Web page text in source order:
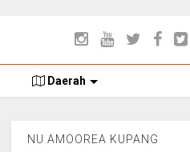
Daerah
NU AMOOREA KUPANG